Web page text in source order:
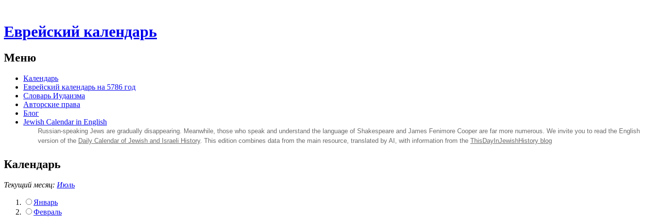
Еврейский календарь
Меню
Календарь
Еврейский календарь на 5786 год
Словарь Иудаизма
Авторские права
Блог
Jewish Calendar in English
Russian‑speaking Jews are gradually disappearing. Meanwhile, those who speak and understand the language of Shakespeare and James Fenimore Cooper are far more numerous. We invite you to read the English
version of the Daily Calendar of Jewish and Israeli History. This edition combines data from the main resource, translated by AI, with information from the ThisDayInJewishHistory blog
Календарь
Текущий месяц: Июль
Январь
Февраль